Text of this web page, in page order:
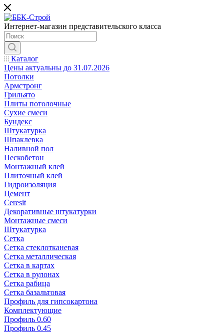
Интернет-магазин представительского класса
Каталог
Цены актуальны до 31.07.2026
Потолки
Армстронг
Грильято
Плиты потолочные
Сухие смеси
Бундекс
Штукатурка
Шпаклевка
Наливной пол
Пескобетон
Монтажный клей
Плиточный клей
Гидроизоляция
Цемент
Ceresit
Декоративные штукатурки
Монтажные смеси
Штукатурка
Сетка
Сетка стеклотканевая
Сетка металлическая
Сетка в картах
Сетка в рулонах
Сетка рабица
Сетка базальтовая
Профиль для гипсокартона
Комплектующие
Профиль 0.60
Профиль 0.45